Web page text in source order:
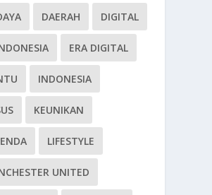
DAERAH DIGITAL
ERA DIGITAL
INDONESIA
KEUNIKAN
LIFESTYLE
UNITED